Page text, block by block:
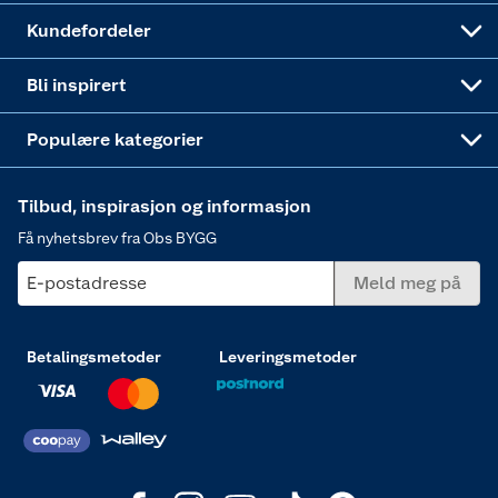
Kundefordeler
Bli inspirert
Populære kategorier
Tilbud, inspirasjon og informasjon
Få nyhetsbrev fra Obs BYGG
E-postadresse Meld meg på
Betalingsmetoder Leveringsmetoder